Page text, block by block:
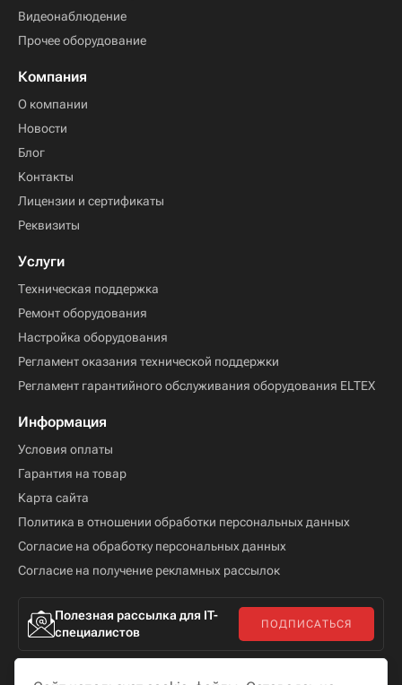
Видеонаблюдение
Прочее оборудование
Компания
О компании
Новости
Блог
Контакты
Лицензии и сертификаты
Реквизиты
Услуги
Техническая поддержка
Ремонт оборудования
Настройка оборудования
Регламент оказания технической поддержки
Регламент гарантийного обслуживания оборудования ELTEX
Информация
Условия оплаты
Гарантия на товар
Карта сайта
Политика в отношении обработки персональных данных
Согласие на обработку персональных данных
Согласие на получение рекламных рассылок
Полезная рассылка для IT-
специалистов
ПОДПИСАТЬСЯ